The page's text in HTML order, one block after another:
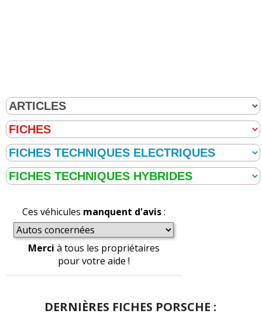
Ces véhicules manquent d'avis:
Merci à tous les propriétaires
pour votre aide !
DERNIÈRES FICHES PORSCHE :